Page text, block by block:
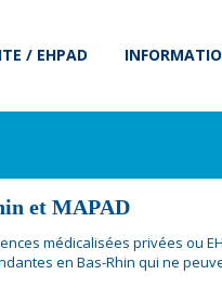
/ EHPAD
et MAPAD
médicalisées privées ou
en Bas-Rhin qui ne